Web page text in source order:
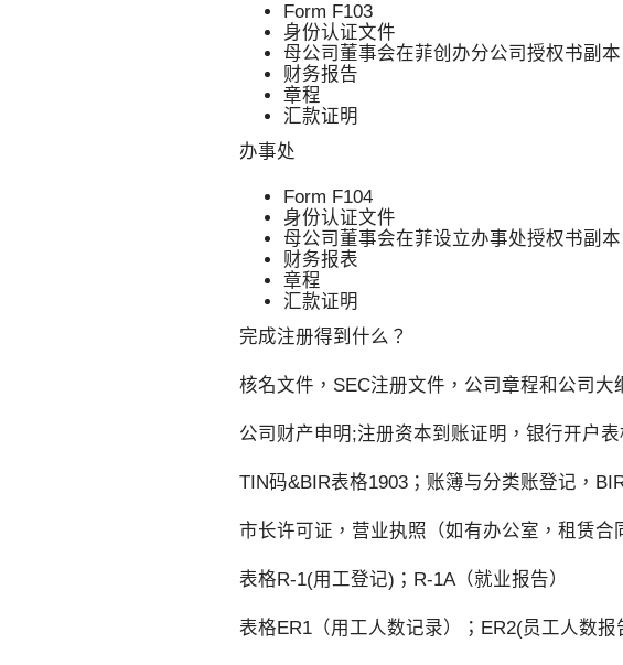
Form F103
身份认证文件
母公司董事会在菲创办分公司授权书副本
财务报告
章程
汇款证明
办事处
Form F104
身份认证文件
母公司董事会在菲设立办事处授权书副本
财务报表
章程
汇款证明
完成注册得到什么？
核名文件，SEC注册文件，公司章程和公司大
公司财产申明;注册资本到账证明，银行开户
TIN码&BIR表格1903；账簿与分类账登记，
市长许可证，营业执照（如有办公室，租赁合
表格R-1(用工登记)；R-1A（就业报告）
表格ER1（用工人数记录）；ER2(员工人数报